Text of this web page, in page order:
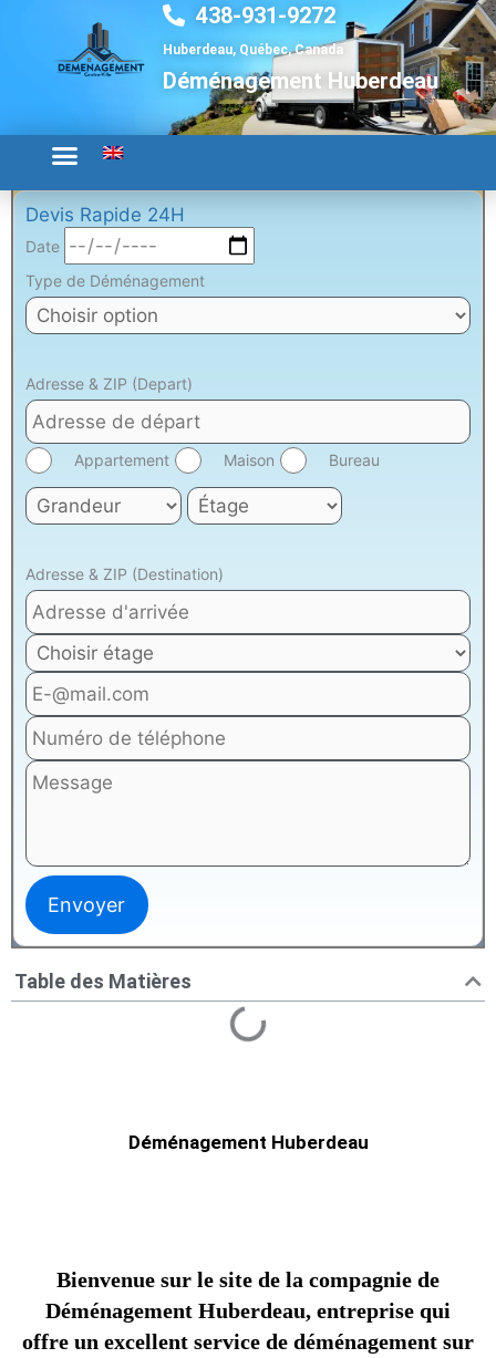
contenu
438-931-9272
Huberdeau, Québec, Canada
Déménagement Huberdeau
Déménagement Huberdeau
Bienvenue sur le site de la compagnie de
Déménagement Huberdeau, entreprise qui
offre un excellent service de déménagement sur
Devis Rapide 24H
Date
Type de Déménagement
Adresse & ZIP (Depart)
Appartement Maison Bureau
Adresse & ZIP (Destination)
Table des Matières